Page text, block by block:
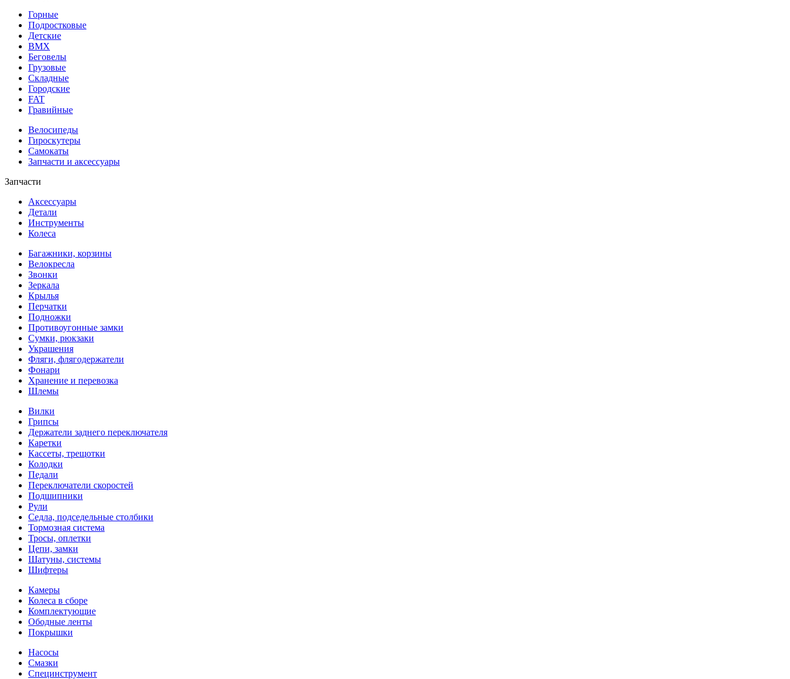
Горные
Подростковые
Детские
BMX
Беговелы
Грузовые
Складные
Городские
FAT
Гравийные
Велосипеды
Гироскутеры
Самокаты
Запчасти и аксессуары
Запчасти
Аксессуары
Детали
Инструменты
Колеса
Багажники, корзины
Велокресла
Звонки
Зеркала
Крылья
Перчатки
Подножки
Противоугонные замки
Сумки, рюкзаки
Украшения
Фляги, флягодержатели
Фонари
Хранение и перевозка
Шлемы
Вилки
Грипсы
Держатели заднего переключателя
Каретки
Кассеты, трещотки
Колодки
Педали
Переключатели скоростей
Подшипники
Рули
Седла, подседельные столбики
Тормозная система
Тросы, оплетки
Цепи, замки
Шатуны, системы
Шифтеры
Камеры
Колеса в сборе
Комплектующие
Ободные ленты
Покрышки
Насосы
Смазки
Специнструмент